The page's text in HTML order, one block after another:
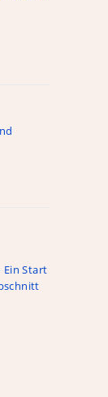
Ein Start